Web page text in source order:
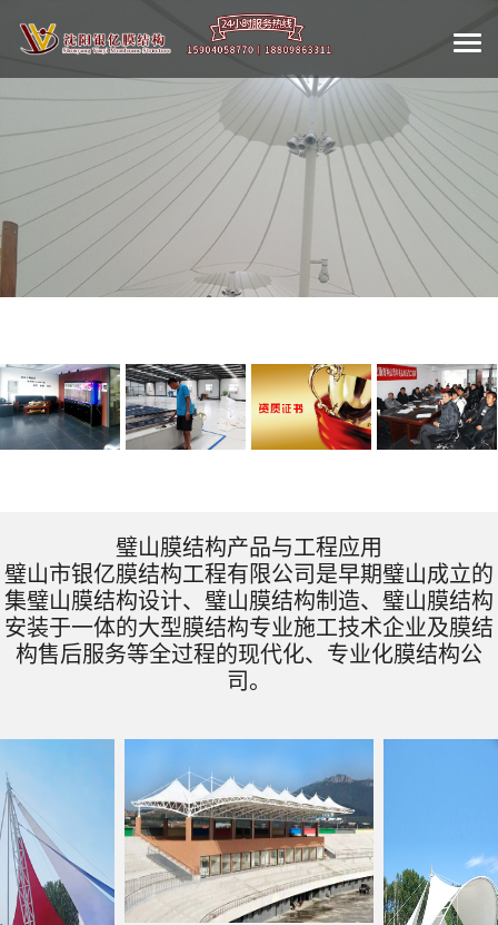
璧山膜结构产品与工程应用
璧山市银亿膜结构工程有限公司是早期璧山成立的
集璧山膜结构设计、璧山膜结构制造、璧山膜结构
安装于一体的大型膜结构专业施工技术企业及膜结
构售后服务等全过程的现代化、专业化膜结构公
司。